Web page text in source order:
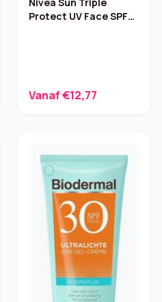
Protect UV Face SPF
Vanaf €12,77